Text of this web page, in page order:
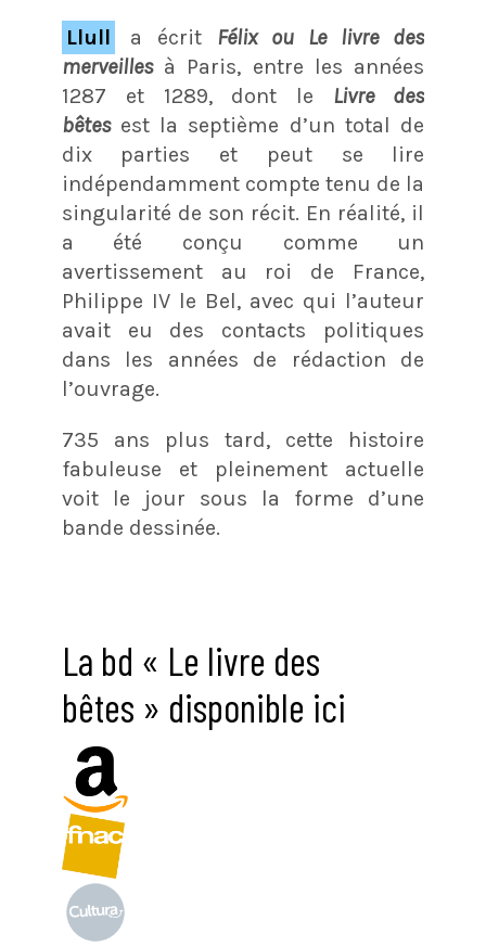
Llull a écrit Félix ou Le livre des
merveillesà Paris, entre les années
1287 et 1289, dont le
Livre des
bêtesest la septième d’un total de
dix parties et peut se lire
indépendamment compte tenu de la
singularité de son récit. En réalité, il
a été conçu comme un
avertissement au roi de France,
Philippe IV le Bel, avec qui l’auteur
avait eu des contacts politiques
dans les années de rédaction de
l’ouvrage.
735 ans plus tard, cette histoire
fabuleuse et pleinement actuelle
voit le jour sous la forme d’une
bande dessinée.
La bd « Le livre des
bêtes » disponible ici